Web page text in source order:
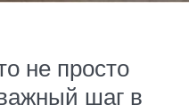
не просто
шаг в